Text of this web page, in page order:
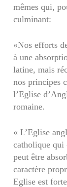
mêmes qui,
culminant:
«Nos efforts
à une
latine, mais
nos principes
l’Eglise
romaine.
« L’Eglise
catholique qui
peut être
caractère
Eglise est